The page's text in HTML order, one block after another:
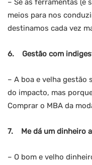
– Se as ferramentas (e
meios para nos
destinamos cada vez
6. Gestão com
– A boa e velha gestão
do impacto, mas
Comprar o MBA da
7. Me dá um dinheiro
– O bom e velho